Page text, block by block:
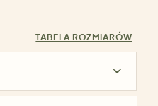
TABELA ROZMIARÓW